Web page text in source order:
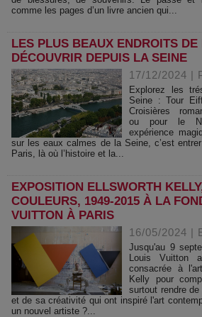
comme les pages d’un livre ancien qui...
LES PLUS BEAUX ENDROITS DE
DÉCOUVRIR DEPUIS LA SEINE
17/12/2024 |
Explorez les
Seine : Tour
Croisières
ou pour le
expérience
sur les eaux calmes de la Seine, c’est
Paris, là où l’histoire et la...
EXPOSITION ELLSWORTH
COULEURS, 1949-2015 À LA
VUITTON À PARIS
16/05/2024 |
Jusqu'au 9
Louis Vuitton
consacrée à
Kelly pour
surtout rendre
et de sa créativité qui ont inspiré l'art
un nouvel artiste ?...